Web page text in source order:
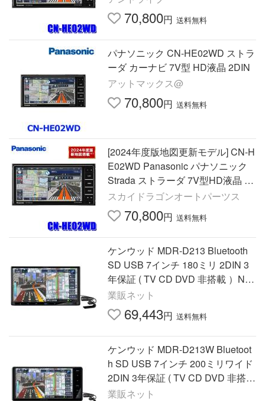
70,800円 送料無料
パナソニック CN-HE02WD ストラ
ーダ カーナビ 7V型 HD液晶 2DIN
アットマックス@
70,800円 送料無料
[2024年度版地図更新モデル] CN-H
E02WD Panasonic パナソニック
Strada ストラーダ 7V型HD液晶 20
0mmワイド2DINカーナビ
スカイドラゴンオートパーツス
70,800円 送料無料
ケンウッド MDR-D213 Bluetooth
SD USB 7インチ 180ミリ 2DIN 3
年保証 ( TV CD DVD 非搭載 ）NH
K対策 MDR-D-213
業販ネット
69,443円 送料無料
ケンウッド MDR-D213W Bluetoot
h SD USB 7インチ 200ミリワイド
2DIN 3年保証 ( TV CD DVD 非搭載
）NHK対策 MDR-D-213
業販ネット